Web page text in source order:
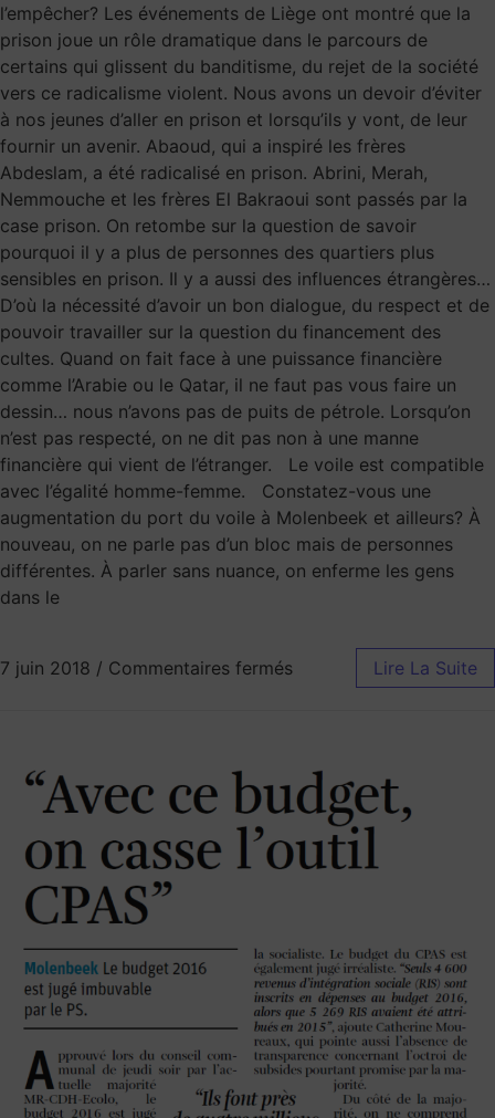
l’empêcher? Les événements de Liège ont montré que la
prison joue un rôle dramatique dans le parcours de
certains qui glissent du banditisme, du rejet de la société
vers ce radicalisme violent. Nous avons un devoir d’éviter
à nos jeunes d’aller en prison et lorsqu’ils y vont, de leur
fournir un avenir. Abaoud, qui a inspiré les frères
Abdeslam, a été radicalisé en prison. Abrini, Merah,
Nemmouche et les frères El Bakraoui sont passés par la
case prison. On retombe sur la question de savoir
pourquoi il y a plus de personnes des quartiers plus
sensibles en prison. Il y a aussi des influences étrangères…
D’où la nécessité d’avoir un bon dialogue, du respect et de
pouvoir travailler sur la question du financement des
cultes. Quand on fait face à une puissance financière
comme l’Arabie ou le Qatar, il ne faut pas vous faire un
dessin… nous n’avons pas de puits de pétrole. Lorsqu’on
n’est pas respecté, on ne dit pas non à une manne
financière qui vient de l’étranger. Le voile est compatible
avec l’égalité homme-femme. Constatez-vous une
augmentation du port du voile à Molenbeek et ailleurs? À
nouveau, on ne parle pas d’un bloc mais de personnes
différentes. À parler sans nuance, on enferme les gens
dans le
7 juin 2018 / Commentaires fermés Lire La Suite